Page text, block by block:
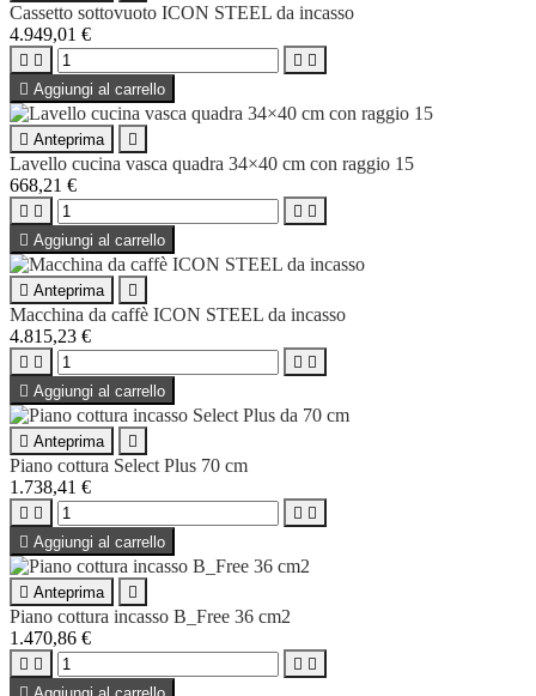
Cassetto sottovuoto ICON STEEL da incasso
4.949,01 €
   
 Aggiungi al carrello
 Anteprima 
Lavello cucina vasca quadra 34×40 cm con raggio 15
668,21 €
   
 Aggiungi al carrello
 Anteprima 
Macchina da caffè ICON STEEL da incasso
4.815,23 €
   
 Aggiungi al carrello
 Anteprima 
Piano cottura Select Plus 70 cm
1.738,41 €
   
 Aggiungi al carrello
 Anteprima 
Piano cottura incasso B_Free 36 cm2
1.470,86 €
   